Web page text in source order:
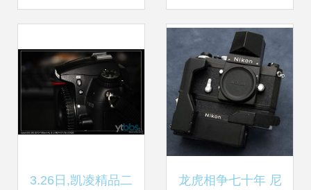
3.26日,凯凌精品二 龙虎相争七十年 尼